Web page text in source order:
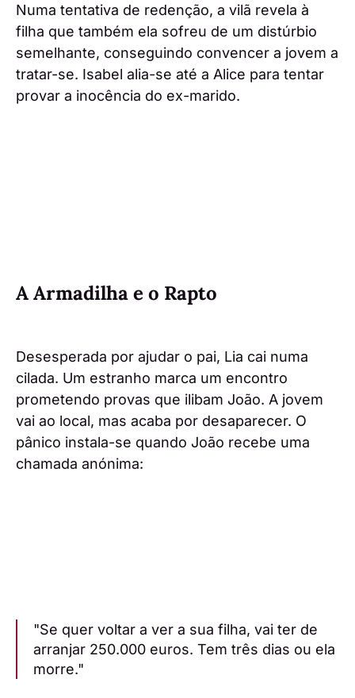
Numa tentativa de redenção, a vilã revela à
filha que também ela sofreu de um distúrbio
semelhante, conseguindo convencer a jovem a
tratar-se. Isabel alia-se até a Alice para tentar
provar a inocência do ex-marido.
A Armadilha e o Rapto
Desesperada por ajudar o pai, Lia cai numa
cilada. Um estranho marca um encontro
prometendo provas que ilibam João. A jovem
vai ao local, mas acaba por desaparecer. O
pânico instala-se quando João recebe uma
chamada anónima:
"Se quer voltar a ver a sua filha, vai ter de
arranjar 250.000 euros. Tem três dias ou ela
morre."